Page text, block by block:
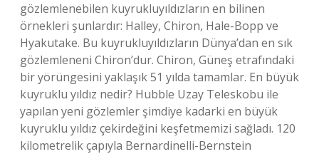
gözlemlenebilen kuyrukluyıldızların en bilinen
örnekleri şunlardır: Halley, Chiron, Hale-Bopp ve
Hyakutake. Bu kuyrukluyıldızların Dünya’dan en sık
gözlemleneni Chiron’dur. Chiron, Güneş etrafındaki
bir yörüngesini yaklaşık 51 yılda tamamlar. En büyük
kuyruklu yıldız nedir? Hubble Uzay Teleskobu ile
yapılan yeni gözlemler şimdiye kadarki en büyük
kuyruklu yıldız çekirdeğini keşfetmemizi sağladı. 120
kilometrelik çapıyla Bernardinelli-Bernstein